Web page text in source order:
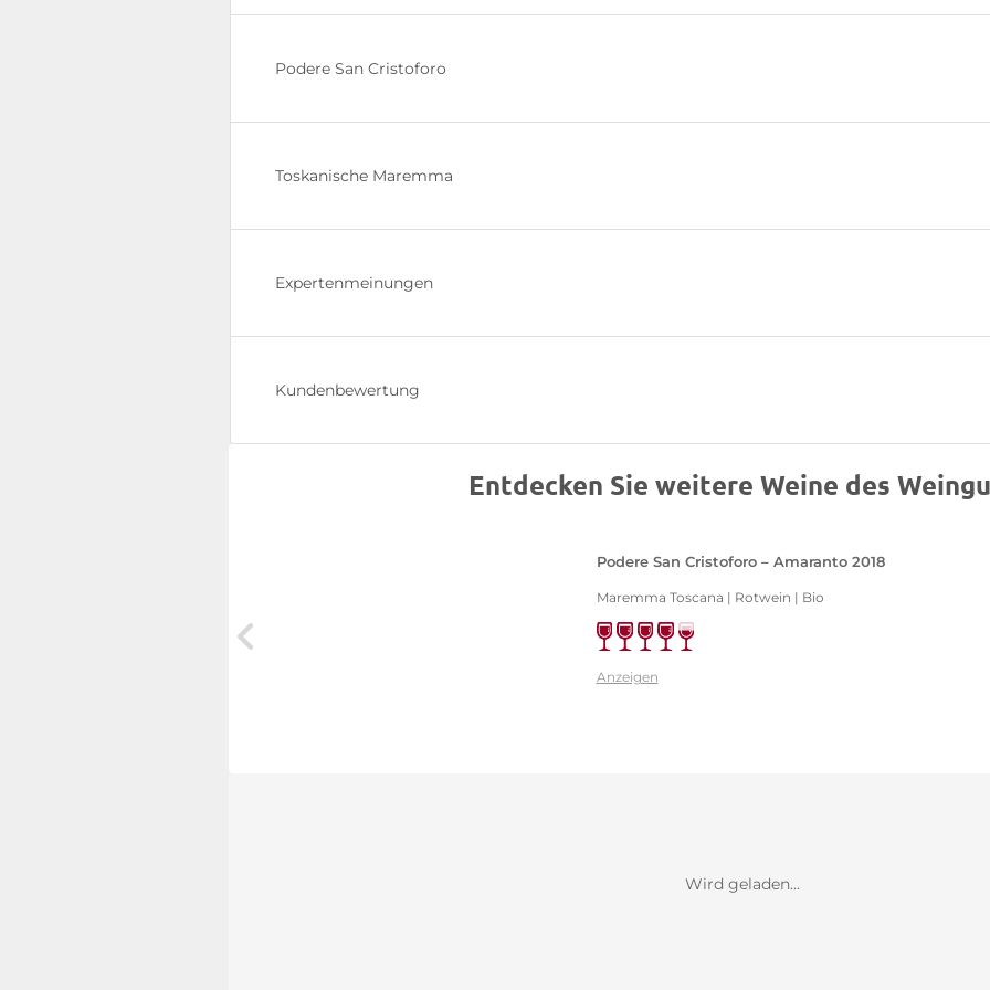
Podere San Cristoforo
Toskanische Maremma
Expertenmeinungen
Kundenbewertung
Entdecken Sie weitere Weine des
Podere San Cristoforo – Amaranto 2018
Maremma Toscana | Rotwein | Bio
Anzeigen
Wird geladen...